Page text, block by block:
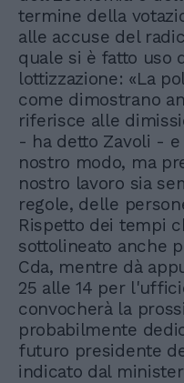
termine della
alle accuse del
quale si è fatto uso
lottizzazione: «La
come dimostrano
riferisce alle
- ha detto Zavoli -
nostro modo, ma
nostro lavoro sia
regole, delle
Rispetto dei tempi
sottolineato anche
Cda, mentre dà
25 alle 14 per
convocherà la
probabilmente
futuro presidente
indicato dal